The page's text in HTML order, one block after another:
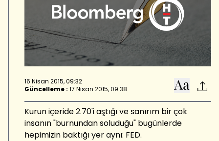
16 Nisan 2015, 09:32
Güncelleme : 17 Nisan 2015, 09:38
Kurun içeride 2.70'i aştığı ve sanırım bir çok
insanın "burnundan soluduğu" bugünlerde
hepimizin baktığı yer aynı: FED.